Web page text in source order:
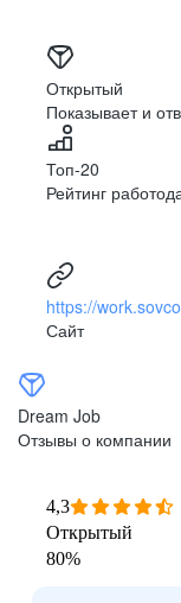
Открытый
Показывает и
Топ-20
Рейтинг
https://
Сайт
Dream Job
Отзывы о компании
4,3
Открытый
80%